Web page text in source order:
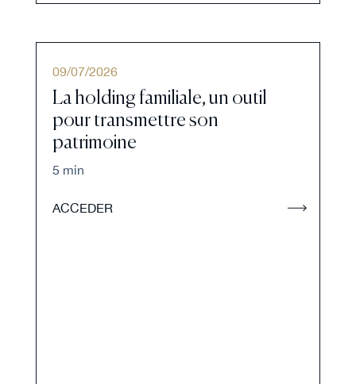
09/07/2026
La holding familiale, un outil
pour transmettre son
patrimoine
5 min
ACCEDER